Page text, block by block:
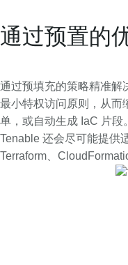
通过预置的
通过预填充的策略精准解
最小特权访问原则，从而
单，或自动生成 IaC 片段
Tenable 还会尽可能提供
Terraform、